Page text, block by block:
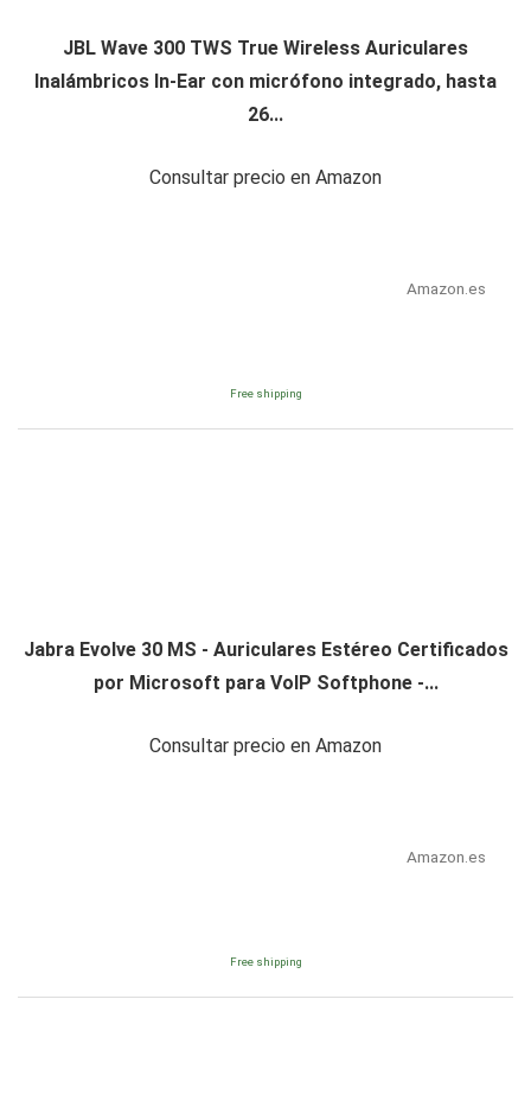
JBL Wave 300 TWS True Wireless Auriculares
Inalámbricos In-Ear con micrófono integrado, hasta
26...
Consultar precio en Amazon
Amazon.es
Free shipping
Jabra Evolve 30 MS - Auriculares Estéreo Certificados
por Microsoft para VoIP Softphone -...
Consultar precio en Amazon
Amazon.es
Free shipping